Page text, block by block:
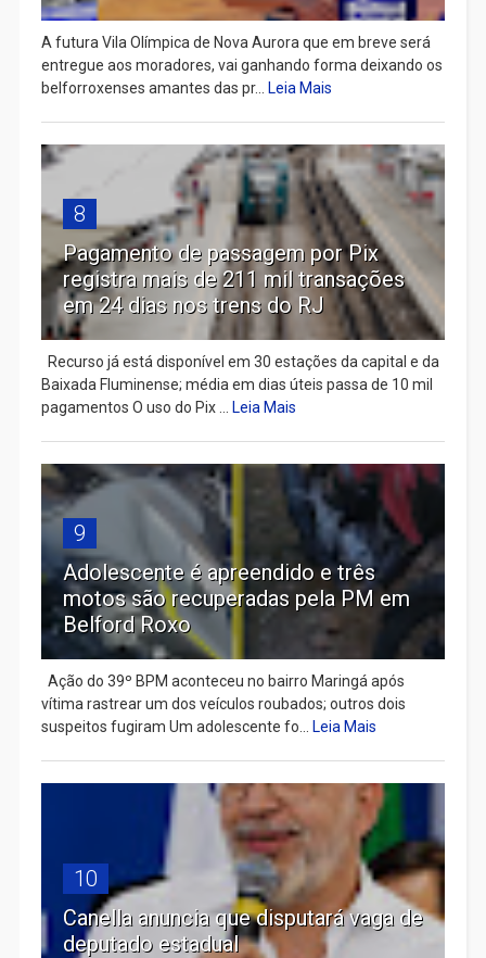
A futura Vila Olímpica de Nova Aurora que em breve será
entregue aos moradores, vai ganhando forma deixando os
belforroxenses amantes das pr...
Leia Mais
8
Pagamento de passagem por Pix
registra mais de 211 mil transações
em 24 dias nos trens do RJ
Recurso já está disponível em 30 estações da capital e da
Baixada Fluminense; média em dias úteis passa de 10 mil
pagamentos O uso do Pix ...
Leia Mais
9
Adolescente é apreendido e três
motos são recuperadas pela PM em
Belford Roxo
Ação do 39º BPM aconteceu no bairro Maringá após
vítima rastrear um dos veículos roubados; outros dois
suspeitos fugiram Um adolescente fo...
Leia Mais
10
Canella anuncia que disputará vaga de
deputado estadual